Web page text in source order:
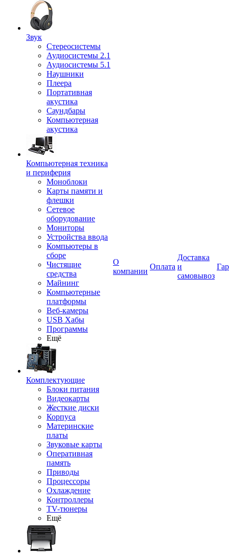
Звук
Стереосистемы
Аудиосистемы 2.1
Аудиосистемы 5.1
Наушники
Плеера
Портативная
акустика
Саундбары
Компьютерная
акустика
Компьютерная техника
и периферия
Моноблоки
Карты памяти и
флешки
Сетевое
оборудование
Мониторы
Устройства ввода
Компьютеры в
сборе
Чистящие
средства
Майнинг
Компьютерные
платформы
Веб-камеры
USB Хабы
Программы
Ещё
Комплектующие
Блоки питания
Видеокарты
Жесткие диски
Корпуса
Материнские
платы
Звуковые карты
Оперативная
память
Приводы
Процессоры
Охлаждение
Контроллеры
TV-тюнеры
Ещё
О
компании
Оплата
Доставка
и
самовывоз